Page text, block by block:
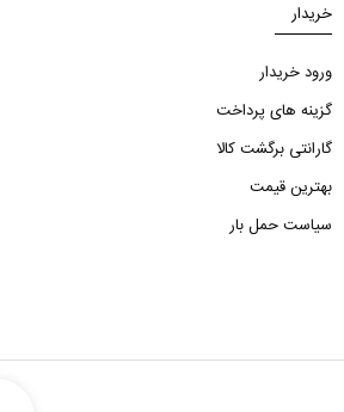
خریدار
ورود خریدار
گزینه های پرداخت
گارانتی برگشت کالا
بهترین قیمت
سیاست حمل بار